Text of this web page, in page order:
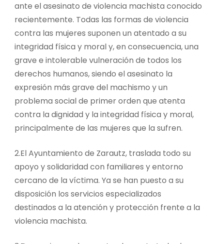
ante el asesinato de violencia machista conocido
recientemente. Todas las formas de violencia
contra las mujeres suponen un atentado a su
integridad física y moral y, en consecuencia, una
grave e intolerable vulneración de todos los
derechos humanos, siendo el asesinato la
expresión más grave del machismo y un
problema social de primer orden que atenta
contra la dignidad y la integridad física y moral,
principalmente de las mujeres que la sufren.
2.​El Ayuntamiento de Zarautz, traslada todo su
apoyo y solidaridad con familiares y entorno
cercano de la víctima. Ya se han puesto a su
disposición los servicios especializados
destinados a la atención y protección frente a la
violencia machista.